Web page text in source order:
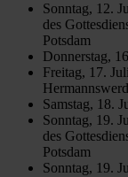
Sonntag, 12.
des
Potsdam
Donnerstag,
Freitag, 17.
Samstag, 18.
Sonntag, 19.
des
Potsdam
Sonntag, 19.